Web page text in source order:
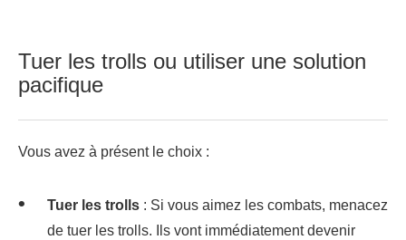
Tuer les trolls ou utiliser une solution
pacifique
Vous avez à présent le choix :
Tuer les trolls : Si vous aimez les combats, menacez
de tuer les trolls. Ils vont immédiatement devenir